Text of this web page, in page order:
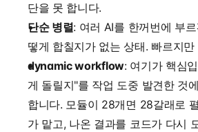
단을 못 합니다.
단순 병렬: 여러 AI를 한꺼번에 부
떻게 합칠지가 없는 상태. 빠르지
dynamic workflow: 여기가 핵심
게 돌릴지"를 작업 도중 발견한 것
합니다. 모듈이 28개면 28갈래로
가 맡고, 나온 결과를 코드가 다시